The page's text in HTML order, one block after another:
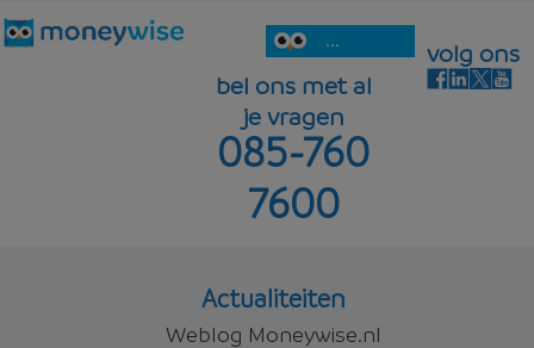
...
bel ons met al
je vragen
085-760
7600
volg ons
Actualiteiten
Weblog Moneywise.nl